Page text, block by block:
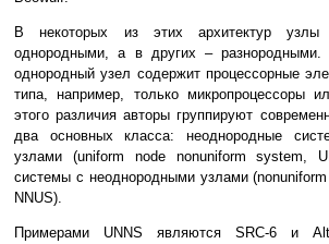
В некоторых из этих архитектур узлы
однородными, а в других – разнородными.
однородный узел содержит процессорные
типа, например, только микропроцессоры
этого различия авторы группируют
два основных класса: неоднородные
узлами (uniform node nonuniform system,
системы с неоднородными узлами
NNUS).
Примерами UNNS являются SRC-6 и